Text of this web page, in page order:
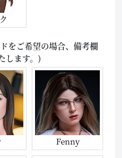
をご希望の場合、備考欄
します。)
Fenny